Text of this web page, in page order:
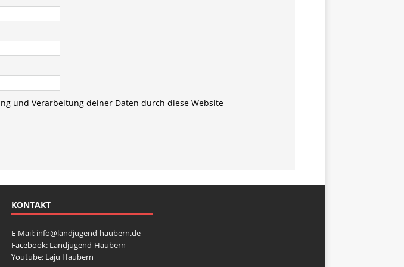
und Verarbeitung deiner Daten durch diese Website
KONTAKT
E-Mail: info@landjugend-haubern.de
Facebook: Landjugend-Haubern
Youtube: Laju Haubern